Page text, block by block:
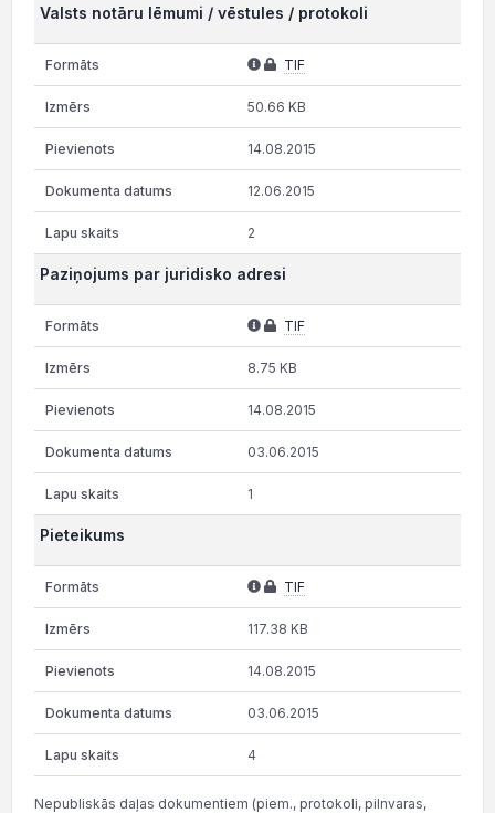
Valsts notāru lēmumi / vēstules / protokoli
TIF
50.66 KB
14.08.2015
12.06.2015
2
Paziņojums par juridisko adresi
TIF
8.75 KB
14.08.2015
03.06.2015
1
Pieteikums
TIF
117.38 KB
14.08.2015
03.06.2015
4
Nepubliskās daļas dokumentiem (piem., protokoli, pilnvaras,